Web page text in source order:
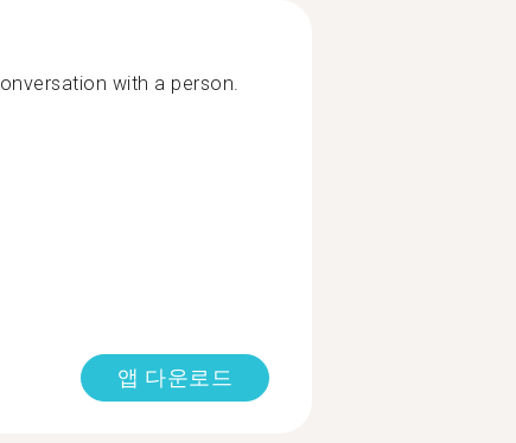
with a person.
앱 다운로드